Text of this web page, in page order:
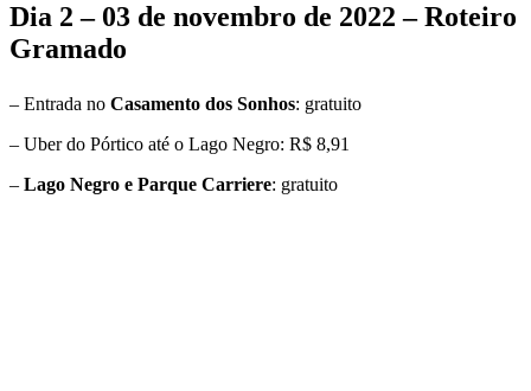
Dia 2 – 03 de novembro de 2022 – Roteiro
Gramado
– Entrada no Casamento dos Sonhos: gratuito
– Uber do Pórtico até o Lago Negro: R$ 8,91
– Lago Negro e Parque Carriere: gratuito